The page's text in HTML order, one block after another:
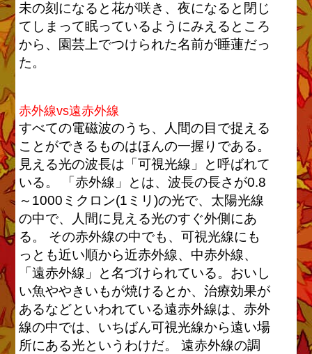
未の刻になると花が咲き、夜になると閉じ
てしまって眠っているようにみえるところ
から、園芸上でつけられた名前が睡蓮だっ
た。
赤外線vs遠赤外線
すべての電磁波のうち、人間の目で捉える
ことができるものはほんの一握りである。
見える光の波長は「可視光線」と呼ばれて
いる。 「赤外線」とは、波長の長さが0.8
～1000ミクロン(1ミリ)の光で、太陽光線
の中で、人間に見える光のすぐ外側にあ
る。 その赤外線の中でも、可視光線にも
っとも近い順から近赤外線、中赤外線、
「遠赤外線」と名づけられている。おいし
い魚ややきいもが焼けるとか、治療効果が
あるなどといわれている遠赤外線は、赤外
線の中では、いちばん可視光線から遠い場
所にある光というわけだ。 遠赤外線の調